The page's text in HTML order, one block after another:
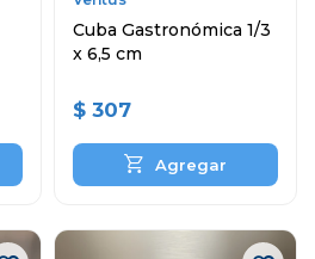
Cuba Gastronómica 1/3
x 6,5 cm
$ 307